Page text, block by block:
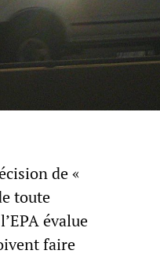
de «
toute
évalue
faire